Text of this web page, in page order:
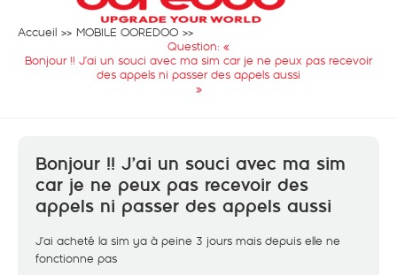
Accueil
MOBILE OOREDOO
Question: «
Bonjour !! J’ai un souci avec ma sim car je ne peux pas recevoir
des appels ni passer des appels aussi
»
Bonjour !! J’ai un souci avec ma sim
car je ne peux pas recevoir des
appels ni passer des appels aussi
J’ai acheté la sim ya à peine 3 jours mais depuis elle ne
fonctionne pas